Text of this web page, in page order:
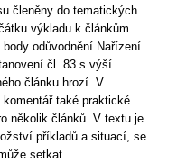
členěny do tematických
výkladu k článkům
odůvodnění Nařízení
čl. 83 s výší
článku hrozí. V
také praktické
několik článků. V textu je
příkladů a situací, se
setkat.